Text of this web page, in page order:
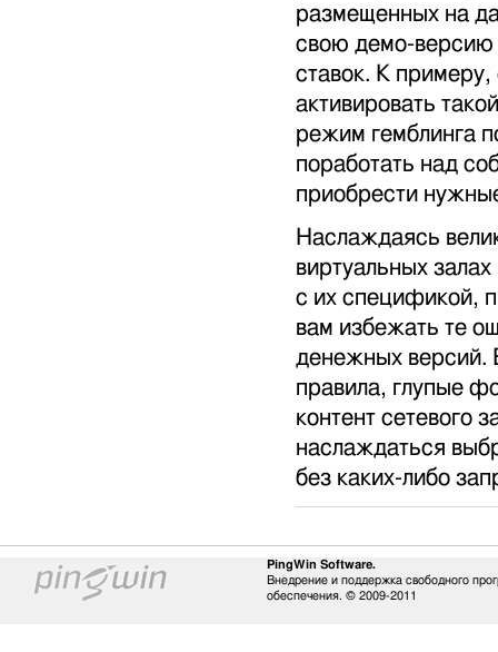
размещенных на
свою демо-версию
ставок. К
активировать
режим гемблинга
поработать над
приобрести
Наслаждаясь
виртуальных
с их спецификой,
вам избежать те
денежных версий.
правила, глупые
контент сетевого
наслаждаться
без каких-либо
PingWin Software.
Внедрение и поддержка свободного
обеспечения. © 2009-2011